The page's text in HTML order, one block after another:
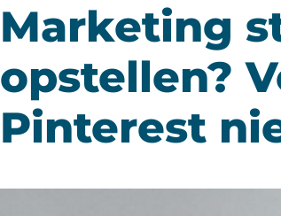
Marketing
opstellen?
Pinterest